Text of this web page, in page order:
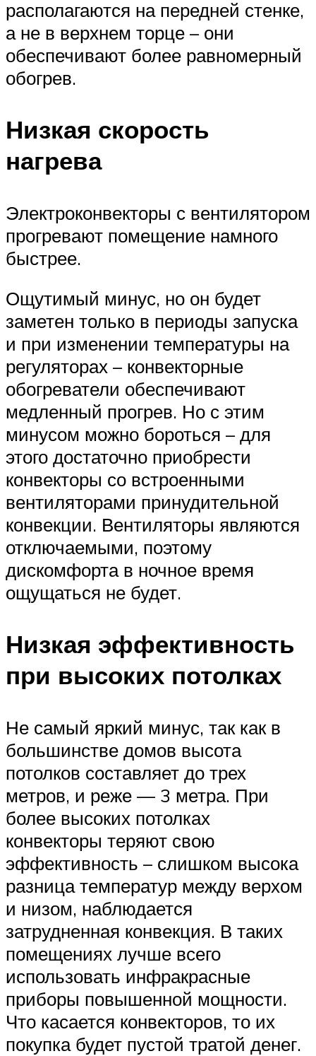
располагаются на передней стенке,
а не в верхнем торце – они
обеспечивают более равномерный
обогрев.
Низкая скорость
нагрева
Электроконвекторы с вентилятором
прогревают помещение намного
быстрее.
Ощутимый минус, но он будет
заметен только в периоды запуска
и при изменении температуры на
регуляторах – конвекторные
обогреватели обеспечивают
медленный прогрев. Но с этим
минусом можно бороться – для
этого достаточно приобрести
конвекторы со встроенными
вентиляторами принудительной
конвекции. Вентиляторы являются
отключаемыми, поэтому
дискомфорта в ночное время
ощущаться не будет.
Низкая эффективность
при высоких потолках
Не самый яркий минус, так как в
большинстве домов высота
потолков составляет до трех
метров, и реже — 3 метра. При
более высоких потолках
конвекторы теряют свою
эффективность – слишком высока
разница температур между верхом
и низом, наблюдается
затрудненная конвекция. В таких
помещениях лучше всего
использовать инфракрасные
приборы повышенной мощности.
Что касается конвекторов, то их
покупка будет пустой тратой денег.